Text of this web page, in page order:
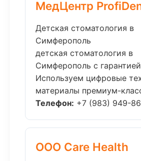
МедЦентр
Детская стоматология в
Симферополь
детская стоматология в
Симферополь с
Используем цифровые
материалы премиум-
Телефон: +7 (983) 949-
ООО Care Health